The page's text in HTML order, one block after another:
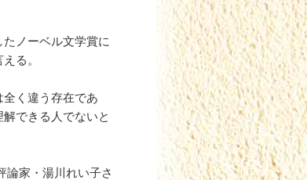
ノーベル文学賞に
る。
く違う存在であ
できる人でないと
論家・湯川れい子さ